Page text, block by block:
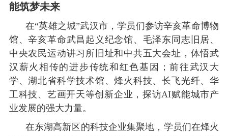
能筑梦未来
在“英雄之城”武汉市，学员们参访辛亥革命博物
馆、辛亥革命武昌起义纪念馆、毛泽东同志旧居、
中央农民运动讲习所旧址和中共五大会址，体悟武
汉薪火相传的进步传统和红色基因；前往武汉大
学、湖北省科学技术馆、烽火科技、长飞光纤、华
工科技、艺画开天等创新企业，探访AI赋能城市产
业发展的强大力量。
在东湖高新区的科技企业集聚地，学员们在烽火